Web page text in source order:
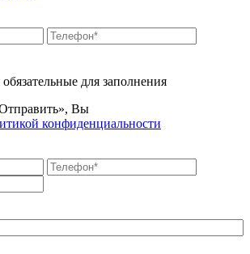
для заполнения
Вы
конфиденциальности